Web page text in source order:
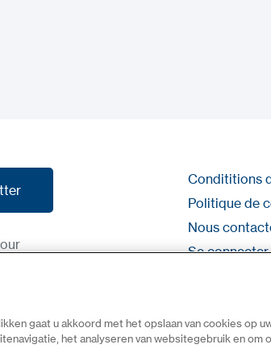
Condititions
Politique de
Nous
Se connecter
gaat u akkoord met het opslaan van cookies op
het analyseren van websitegebruik en om